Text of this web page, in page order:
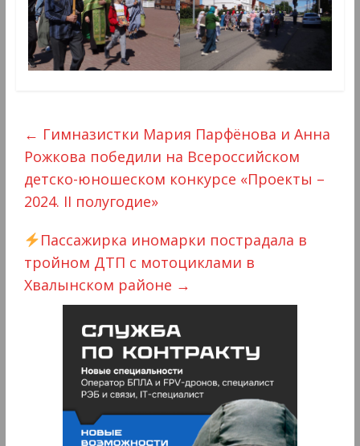
← Гимназистки Мария Парфёнова и Анна
Рожкова победили на Всероссийском
детско-юношеском конкурсе «Проекты –
2024. II полугодие»
Пассажирка иномарки пострадала в
тройном ДТП с мотоциклами в
Хвалынском районе →